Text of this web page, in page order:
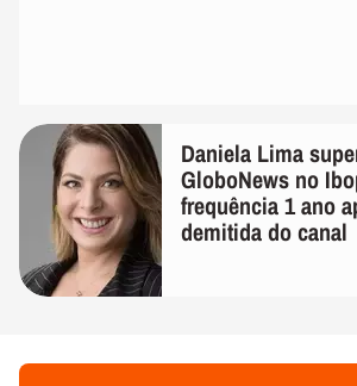
Daniela Lima
GloboNews no
frequência 1 ano
demitida do canal